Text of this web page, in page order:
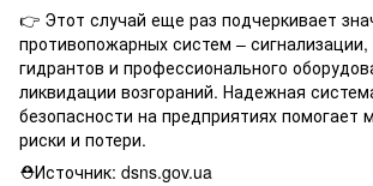
👉 Этот случай еще раз подчеркивает
противопожарных систем – сигнализации,
гидрантов и профессионального
ликвидации возгораний. Надежная
безопасности на предприятиях помогает
риски и потери.
⛑Источник: dsns.gov.ua